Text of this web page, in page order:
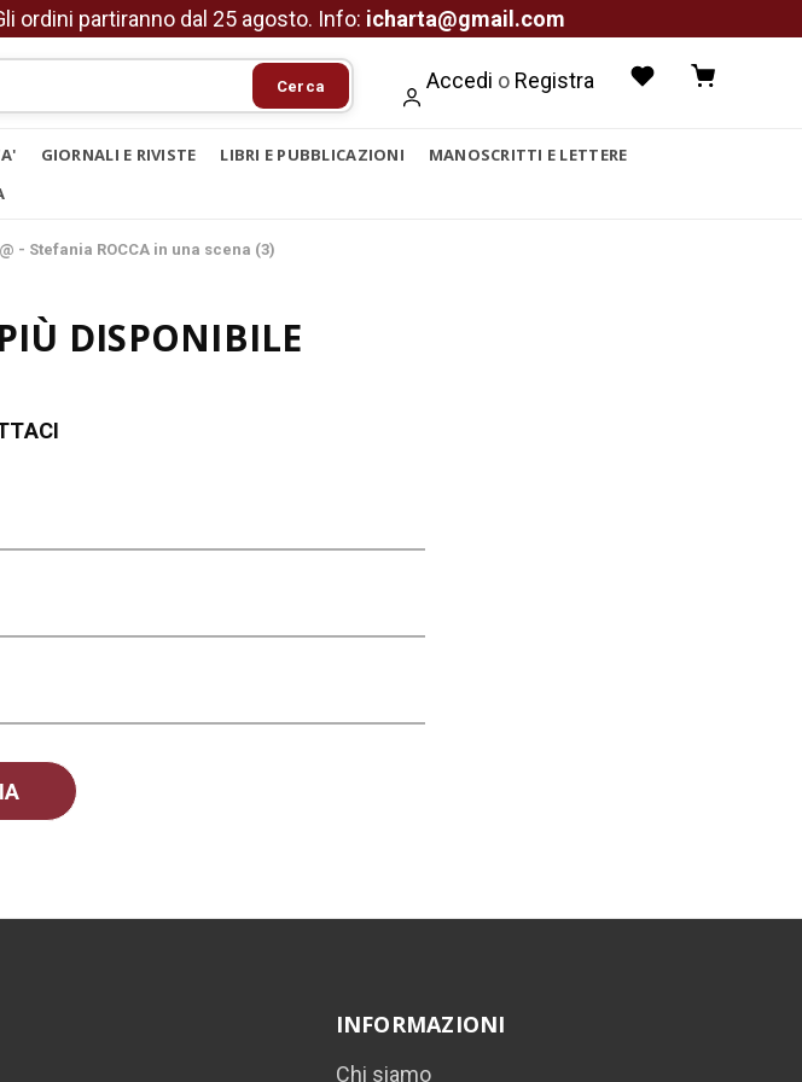
ordini partiranno dal 25 agosto. Info: icharta@gmail.com
Cerca Accedi o Registra
GIORNALI E RIVISTE LIBRI E PUBBLICAZIONI
MANOSCRITTI E LETTERE
- Stefania ROCCA in una scena (3)
DISPONIBILE
INFORMAZIONI
Chi siamo